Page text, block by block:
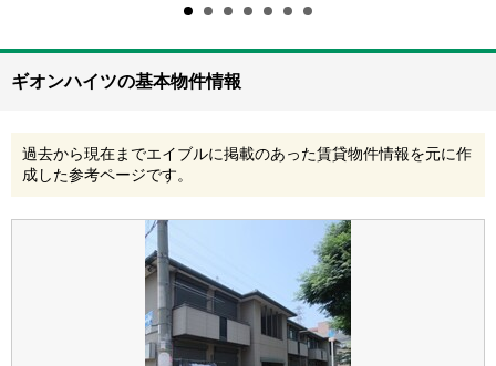
ギオンハイツの基本物件情報
過去から現在までエイブルに掲載のあった賃貸物件情報を元に作
成した参考ページです。